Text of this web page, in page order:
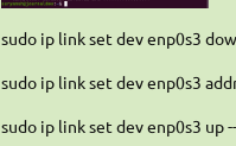
sudo ip link set dev enp0s3
sudo ip link set dev enp0s3
sudo ip link set dev enp0s3 up